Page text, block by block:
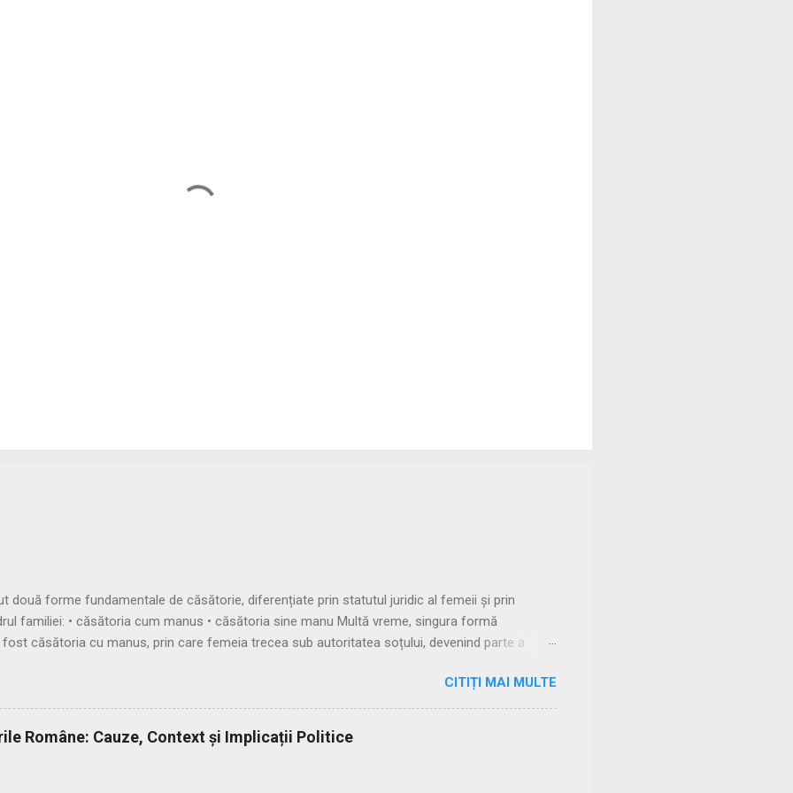
forme fundamentale de căsătorie, diferențiate prin statutul juridic al femeii și prin
familiei: • căsătoria cum manus • căsătoria sine manu Multă vreme, singura formă
căsătoria cu manus, prin care femeia trecea sub autoritatea soțului, devenind parte a
romanii au recunoscut și căsătoria fără manus, care permitea femeii să rămână sub
păstrându-și astfel autonomia patrimonială. ⚖️ Formele căsătoriei cu manus Căsătoria
în trei modalități distincte: 🔹 1. Confarreatio O ceremonie solemnă, rezervată patricienilor, în
a preotului lui Jupiter (flamen Dialis). Era o formă sacră, cu puternice implicații religioase. 🔹
CITIȚI MAI MULTE
Române: Cauze, Context și Implicații Politice